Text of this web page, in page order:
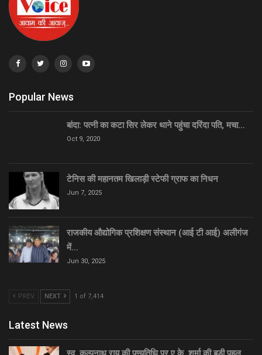
Popular News
बांदा: पत्नी का कटा सिर लेकर थाने पहुंचा दरिंदा पति, मचा…
Oct 9, 2020
टेनिस की महानतम खिलाड़ी स्टेफी ग्राफ का निधन
Jun 7, 2025
राजकीय औद्योगिक प्रशिक्षण संस्थान (आई टी आई) अलीगंज
में…
Jun 30, 2025
PREV NEXT 1 of 7,414
Latest News